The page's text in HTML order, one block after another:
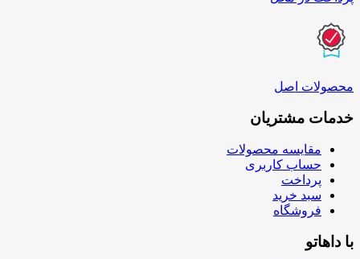
محصولات اصل
خدمات مشتریان
مقایسه محصولات
حساب کاربری
پرداخت
سبد خرید
فروشگاه
با داهاتو